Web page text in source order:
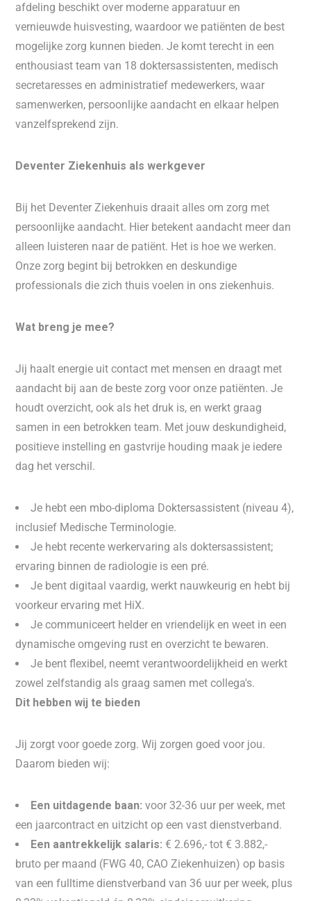
afdeling beschikt over moderne apparatuur en
vernieuwde huisvesting, waardoor we patiënten de best
mogelijke zorg kunnen bieden. Je komt terecht in een
enthousiast team van 18 doktersassistenten, medisch
secretaresses en administratief medewerkers, waar
samenwerken, persoonlijke aandacht en elkaar helpen
vanzelfsprekend zijn.
Deventer Ziekenhuis als werkgever
Bij het Deventer Ziekenhuis draait alles om zorg met
persoonlijke aandacht. Hier betekent aandacht meer dan
alleen luisteren naar de patiënt. Het is hoe we werken.
Onze zorg begint bij betrokken en deskundige
professionals die zich thuis voelen in ons ziekenhuis.
Wat breng je mee?
Jij haalt energie uit contact met mensen en draagt met
aandacht bij aan de beste zorg voor onze patiënten. Je
houdt overzicht, ook als het druk is, en werkt graag
samen in een betrokken team. Met jouw deskundigheid,
positieve instelling en gastvrije houding maak je iedere
dag het verschil.
Je hebt een mbo-diploma Doktersassistent (niveau 4),
inclusief Medische Terminologie.
Je hebt recente werkervaring als doktersassistent;
ervaring binnen de radiologie is een pré.
Je bent digitaal vaardig, werkt nauwkeurig en hebt bij
voorkeur ervaring met HiX.
Je communiceert helder en vriendelijk en weet in een
dynamische omgeving rust en overzicht te bewaren.
Je bent flexibel, neemt verantwoordelijkheid en werkt
zowel zelfstandig als graag samen met collega's.
Dit hebben wij te bieden
Jij zorgt voor goede zorg. Wij zorgen goed voor jou.
Daarom bieden wij:
Een uitdagende baan: voor 32-36 uur per week, met
een jaarcontract en uitzicht op een vast dienstverband.
Een aantrekkelijk salaris: € 2.696,- tot € 3.882,-
bruto per maand (FWG 40, CAO Ziekenhuizen) op basis
van een fulltime dienstverband van 36 uur per week, plus